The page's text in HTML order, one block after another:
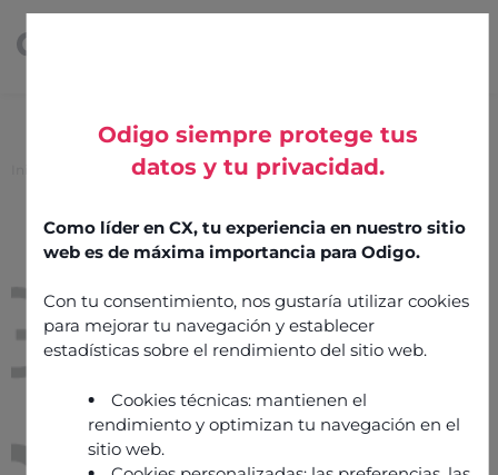
Odigo siempre protege tus
datos y tu privacidad.
Como líder en CX, tu experiencia en nuestro sitio
web es de máxima importancia para Odigo.
Con tu consentimiento, nos gustaría utilizar cookies
para mejorar tu navegación y establecer
estadísticas sobre el rendimiento del sitio web.
Cookies técnicas: mantienen el
rendimiento y optimizan tu navegación en el
sitio web.
Google CCAI
Google CCAI
20 mayo 2025AI & Analytics
Integración por Odigo